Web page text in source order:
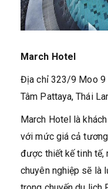
March Hotel
Địa chỉ 323/9 Moo 9
Tâm Pattaya, Thái
March Hotel là
với mức giá cả
được thiết kế tinh tế,
chuyên nghiệp sẽ là